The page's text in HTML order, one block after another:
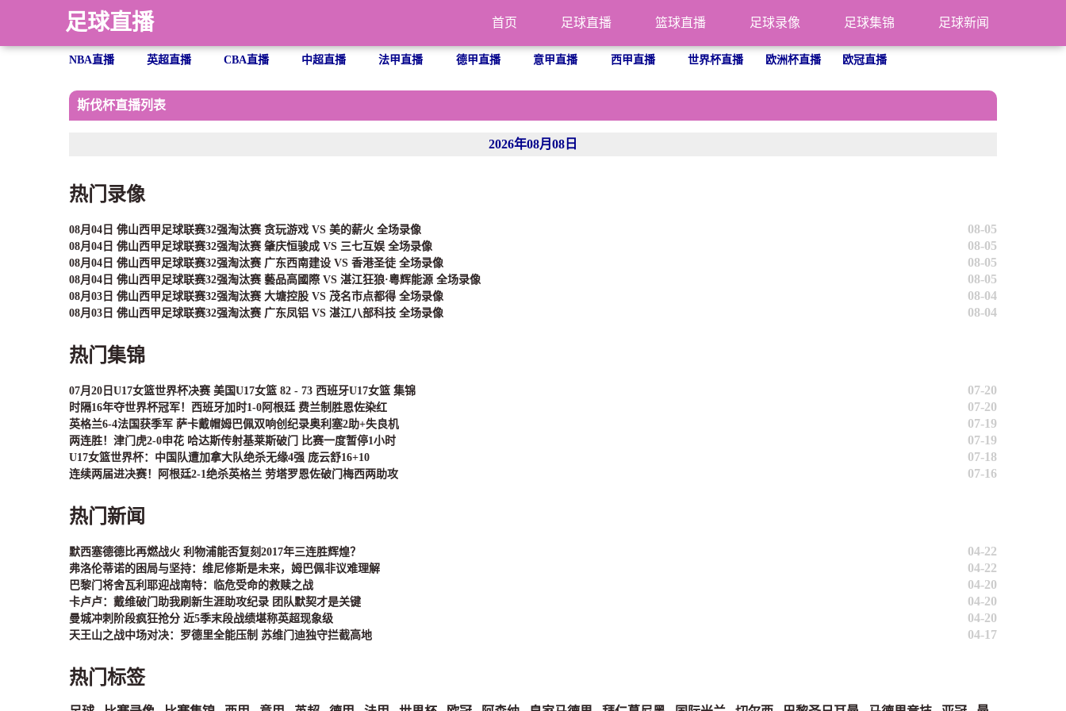
足球直播 首页 足球直播 篮球直播 足球录像 足球集锦 足球新闻
NBA直播 英超直播 CBA直播 中超直播 法甲直播 德甲直播 意甲直播 西甲直播 世界杯直播 欧洲杯直播 欧冠直播
斯伐杯直播列表
2026年08月08日
热门录像
08月04日 佛山西甲足球联赛32强淘汰赛 贪玩游戏 VS 美的薪火 全场录像 08-05
08月04日 佛山西甲足球联赛32强淘汰赛 肇庆恒骏成 VS 三七互娱 全场录像 08-05
08月04日 佛山西甲足球联赛32强淘汰赛 广东西南建设 VS 香港圣徒 全场录像 08-05
08月04日 佛山西甲足球联赛32强淘汰赛 藝品高國際 VS 湛江狂狼·粵辉能源 全场录像 08-05
08月03日 佛山西甲足球联赛32强淘汰赛 大塘控股 VS 茂名市点都得 全场录像 08-04
08月03日 佛山西甲足球联赛32强淘汰赛 广东凤铝 VS 湛江八部科技 全场录像 08-04
热门集锦
07月20日U17女篮世界杯决赛 美国U17女篮 82 - 73 西班牙U17女篮 集锦 07-20
时隔16年夺世界杯冠军！西班牙加时1-0阿根廷 费兰制胜恩佐染红 07-20
英格兰6-4法国获季军 萨卡戴帽姆巴佩双响创纪录奥利塞2助+失良机 07-19
两连胜！津门虎2-0申花 哈达斯传射基莱斯破门 比赛一度暂停1小时 07-19
U17女篮世界杯：中国队遭加拿大队绝杀无缘4强 庞云舒16+10 07-18
连续两届进决赛！阿根廷2-1绝杀英格兰 劳塔罗恩佐破门梅西两助攻 07-16
热门新闻
默西塞德德比再燃战火 利物浦能否复刻2017年三连胜辉煌？ 04-22
弗洛伦蒂诺的困局与坚持：维尼修斯是未来，姆巴佩非议难理解 04-22
巴黎门将舍瓦利耶迎战南特：临危受命的救赎之战 04-20
卡卢卢：戴维破门助我刷新生涯助攻纪录 团队默契才是关键 04-20
曼城冲刺阶段疯狂抢分 近5季末段战绩堪称英超现象级 04-20
天王山之战中场对决：罗德里全能压制 苏维门迪独守拦截高地 04-17
热门标签